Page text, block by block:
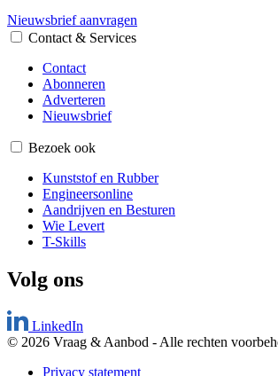
Nieuwsbrief aanvragen
Contact & Services
Contact
Abonneren
Adverteren
Nieuwsbrief
Bezoek ook
Kunststof en Rubber
Engineersonline
Aandrijven en Besturen
Wie Levert
T-Skills
Volg ons
LinkedIn
© 2026 Vraag & Aanbod - Alle rechten
Privacy statement